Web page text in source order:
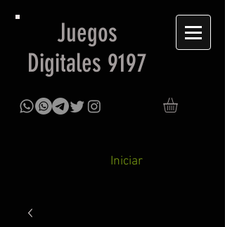
Juegos
Digitales 9197
Iniciar